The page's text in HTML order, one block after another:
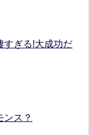
すぎる!大成功だ
ンス？